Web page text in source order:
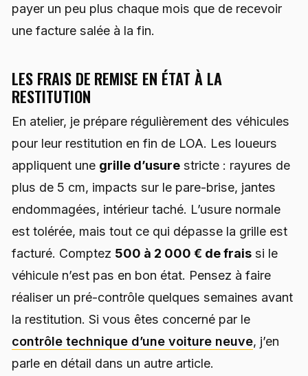
payer un peu plus chaque mois que de recevoir
une facture salée à la fin.
LES FRAIS DE REMISE EN ÉTAT À LA
RESTITUTION
En atelier, je prépare régulièrement des véhicules
pour leur restitution en fin de LOA. Les loueurs
appliquent une grille d’usure stricte : rayures de
plus de 5 cm, impacts sur le pare-brise, jantes
endommagées, intérieur taché. L’usure normale
est tolérée, mais tout ce qui dépasse la grille est
facturé. Comptez 500 à 2 000 € de frais si le
véhicule n’est pas en bon état. Pensez à faire
réaliser un pré-contrôle quelques semaines avant
la restitution. Si vous êtes concerné par le
contrôle technique d’une voiture neuve, j’en
parle en détail dans un autre article.